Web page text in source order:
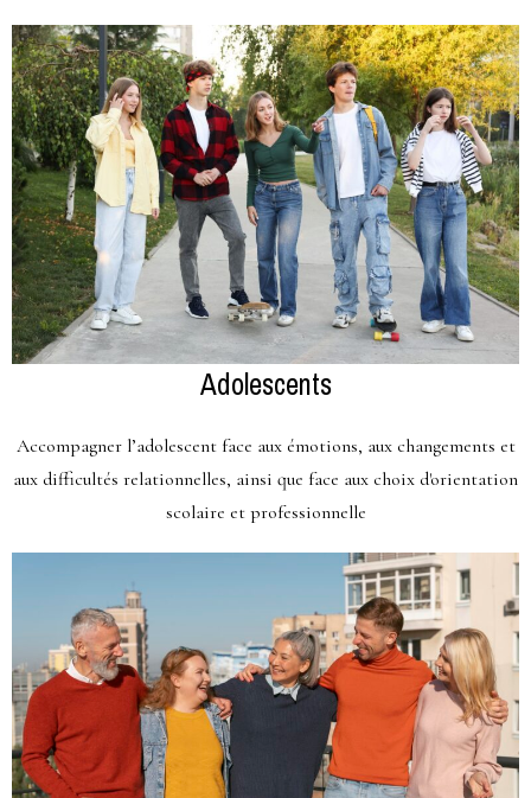
Adolescents
Accompagner l’adolescent face aux émotions, aux changements et
aux difficultés relationnelles, ainsi que face aux choix d'orientation
scolaire et professionnelle